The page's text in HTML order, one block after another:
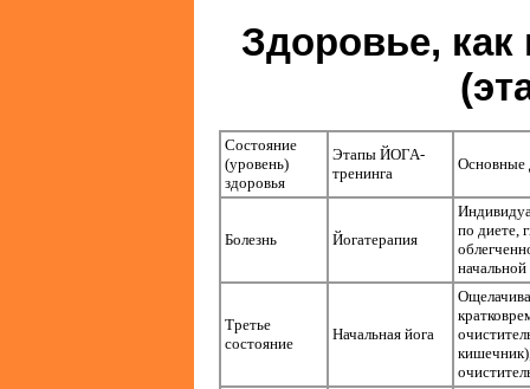
Здоровье,
Состояние
(уровень)
здоровья
Этапы ЙОГА-
тренинга
Основные
Болезнь Йогатерапия
по диете,
начальной
Третье
состояние
Начальная йога